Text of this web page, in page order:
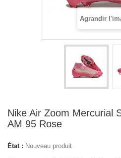
Agrandir
Nike Air Zoom Mercurial
AM 95 Rose
État : Nouveau produit